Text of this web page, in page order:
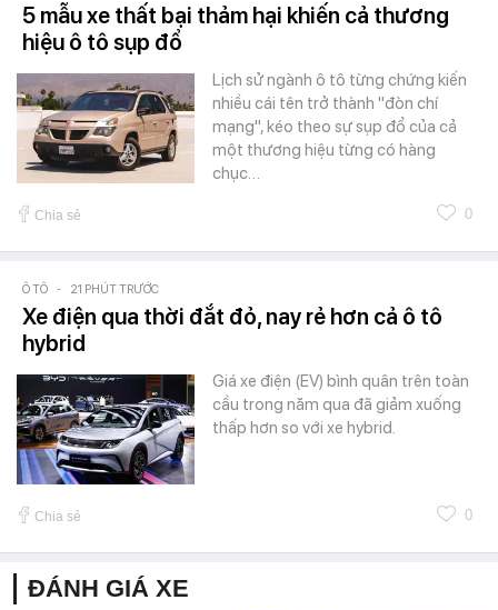
5 mẫu xe thất bại thảm hại khiến cả thương
hiệu ô tô sụp đổ
Lịch sử ngành ô tô từng chứng kiến
nhiều cái tên trở thành "đòn chí
mạng", kéo theo sự sụp đổ của cả
một thương hiệu từng có hàng
chục…
Chia sẻ 0
Ô TÔ - 21 PHÚT TRƯỚC
Xe điện qua thời đắt đỏ, nay rẻ hơn cả ô tô
hybrid
Giá xe điện (EV) bình quân trên toàn
cầu trong năm qua đã giảm xuống
thấp hơn so với xe hybrid.
Chia sẻ 0
ĐÁNH GIÁ XE